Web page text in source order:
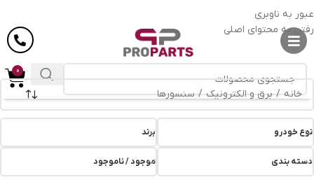
عبور به ناوبری
رفتن به محتوای اصلی
ارسال رایگان
0
خانه/ برق و الکترونیک/ سنسورها
نوع خودرو برند
دسته بندی موجود / ناموجود